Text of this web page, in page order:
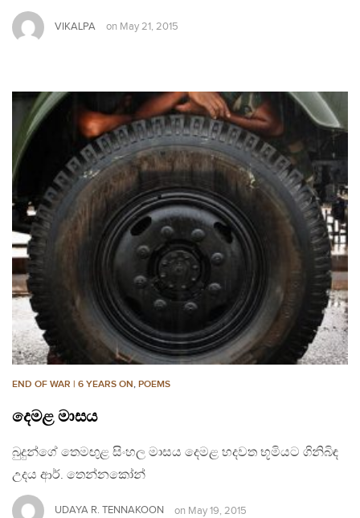
VIKALPA on May 21, 2015
END OF WAR | 6 YEARS ON, POEMS
දෙමළ මාසය
බුදුන්ගේ තෙමඟුළ සිංහල මාසය දෙමළ හදවත භූමියට ගිනිබිඳ
උදය ආර්. තෙන්නකෝන්
UDAYA R. TENNAKOON on May 19, 2015